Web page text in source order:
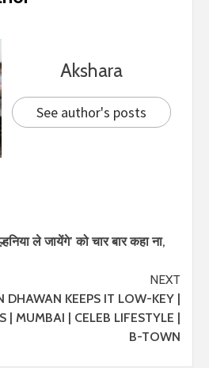
Akshara
See author's posts
ले जायेंगे’ को चार बार कहा ना,
NEXT
DHAWAN KEEPS IT LOW-KEY |
| MUMBAI | CELEB LIFESTYLE |
B-TOWN